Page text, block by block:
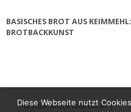
BASISCHES BROT AUS
BROTBACKKUNST
© 2026André Hilbrunner |
Diese Webseite nutzt